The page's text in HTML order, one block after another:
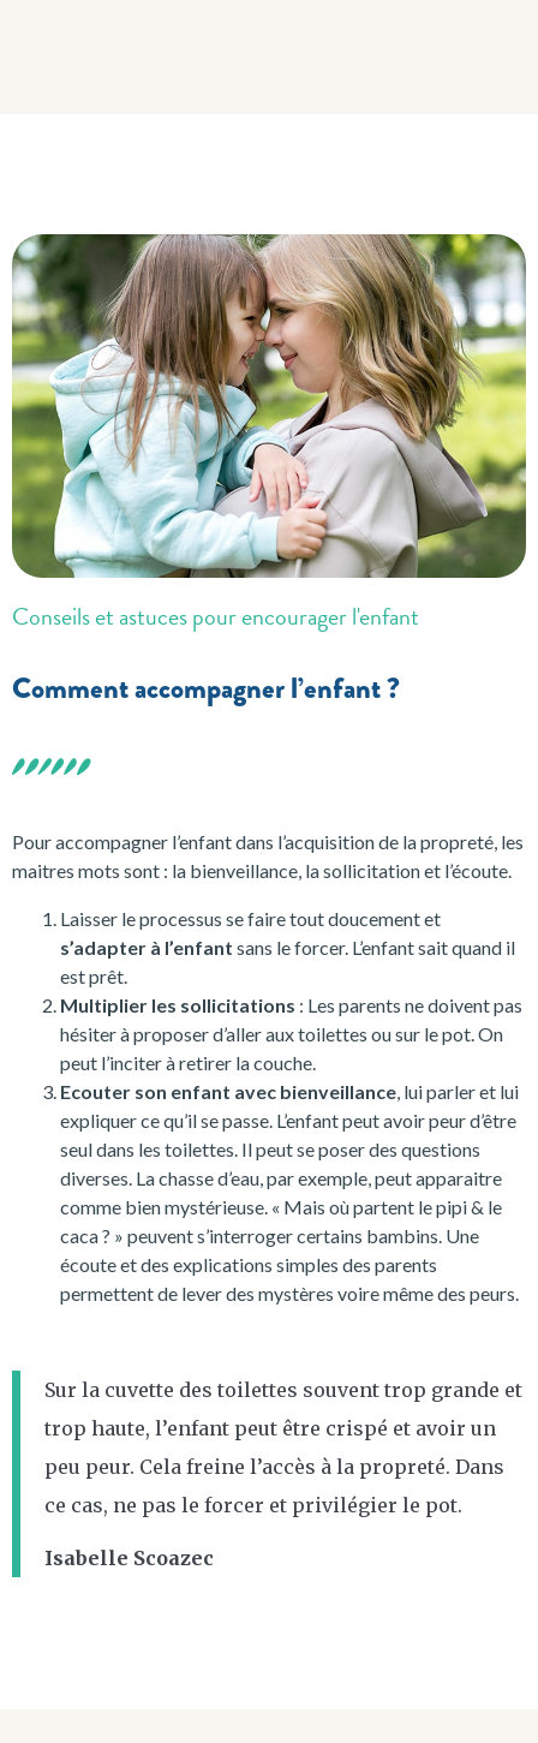
Conseils et astuces pour encourager l'enfant
Comment accompagner l’enfant ?
Pour accompagner l’enfant dans l’acquisition de la propreté, les
maitres mots sont : la bienveillance, la sollicitation et l’écoute.
Laisser le processus se faire tout doucement et
s’adapter à l’enfant sans le forcer. L’enfant sait quand il
est prêt.
Multiplier les sollicitations : Les parents ne doivent pas
hésiter à proposer d’aller aux toilettes ou sur le pot. On
peut l’inciter à retirer la couche.
Ecouter son enfant avec bienveillance , lui parler et lui
expliquer ce qu’il se passe. L’enfant peut avoir peur d’être
seul dans les toilettes. Il peut se poser des questions
diverses. La chasse d’eau, par exemple, peut apparaitre
comme bien mystérieuse. « Mais où partent le pipi & le
caca ? » peuvent s’interroger certains bambins. Une
écoute et des explications simples des parents
permettent de lever des mystères voire même des peurs.
Sur la cuvette des toilettes souvent trop grande et
trop haute, l’enfant peut être crispé et avoir un
peu peur. Cela freine l’accès à la propreté. Dans
ce cas, ne pas le forcer et privilégier le pot.
Isabelle Scoazec